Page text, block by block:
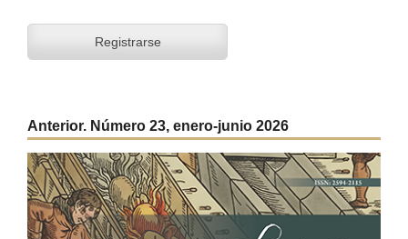
Registrarse
Anterior. Número 23, enero-junio 2026